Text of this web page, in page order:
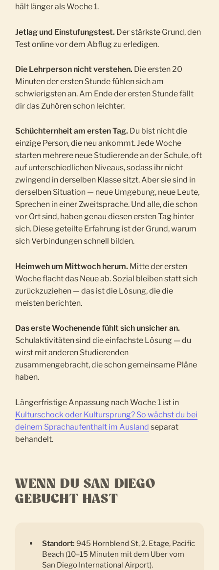
hält länger als Woche 1.
Jetlag und Einstufungstest. Der stärkste Grund, den
Test online vor dem Abflug zu erledigen.
Die Lehrperson nicht verstehen. Die ersten 20
Minuten der ersten Stunde fühlen sich am
schwierigsten an. Am Ende der ersten Stunde fällt
dir das Zuhören schon leichter.
Schüchternheit am ersten Tag. Du bist nicht die
einzige Person, die neu ankommt. Jede Woche
starten mehrere neue Studierende an der Schule, oft
auf unterschiedlichen Niveaus, sodass ihr nicht
zwingend in derselben Klasse sitzt. Aber sie sind in
derselben Situation — neue Umgebung, neue Leute,
Sprechen in einer Zweitsprache. Und alle, die schon
vor Ort sind, haben genau diesen ersten Tag hinter
sich. Diese geteilte Erfahrung ist der Grund, warum
sich Verbindungen schnell bilden.
Heimweh um Mittwoch herum. Mitte der ersten
Woche flacht das Neue ab. Sozial bleiben statt sich
zurückzuziehen — das ist die Lösung, die die
meisten berichten.
Das erste Wochenende fühlt sich unsicher an.
Schulaktivitäten sind die einfachste Lösung — du
wirst mit anderen Studierenden
zusammengebracht, die schon gemeinsame Pläne
haben.
Längerfristige Anpassung nach Woche 1 ist in
Kulturschock oder Kultursprung? So wächst du bei
deinem Sprachaufenthalt im Ausland separat
behandelt.
WENN DU SAN DIEGO
GEBUCHT HAST
Standort: 945 Hornblend St, 2. Etage, Pacific
Beach (10–15 Minuten mit dem Uber vom
San Diego International Airport).